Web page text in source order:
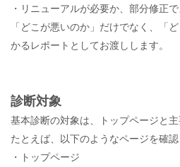
・リニューアルが必要か、部分修正
「どこが悪いのか」だけでなく、「
かるレポートとしてお渡しします。
診断対象
基本診断の対象は、トップページと主
たとえば、以下のようなページを確認
・トップページ